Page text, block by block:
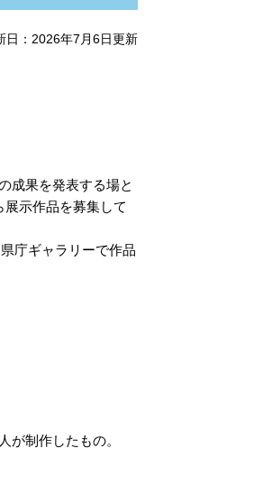
日：2026年7月6日更新
成果を発表する場と
示作品を募集して
庁ギャラリーで作品
制作したもの。